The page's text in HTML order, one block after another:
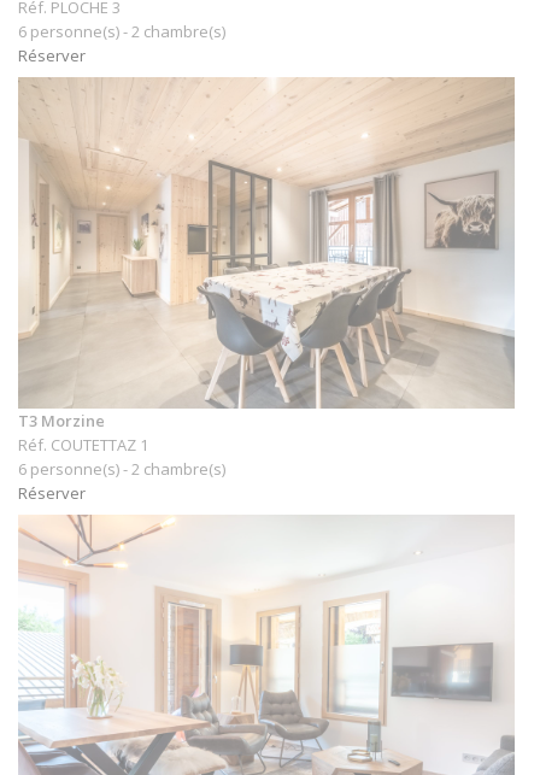
Réf. PLOCHE 3
6 personne(s) - 2 chambre(s)
Réserver
T3 Morzine
Réf. COUTETTAZ 1
6 personne(s) - 2 chambre(s)
Réserver